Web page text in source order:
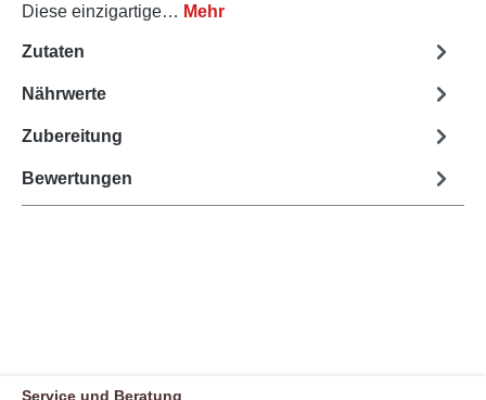
Diese einzigartige… Mehr
Zutaten
Nährwerte
Zubereitung
Bewertungen
Service und Beratung